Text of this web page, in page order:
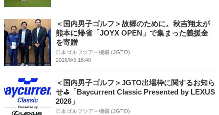
＜国内男子ゴルフ＞故郷のために。秋吉翔太が
熊本に帰省「JOYX OPEN」で集まった義援金
を寄贈
日本ゴルフツアー機構 (JGTO)
2026/8/5 18:40
＜国内男子ゴルフ＞JGTO出場枠に関するお知ら
せ⛳「Baycurrent Classic Presented by LEXUS
2026」
日本ゴルフツアー機構 (JGTO)